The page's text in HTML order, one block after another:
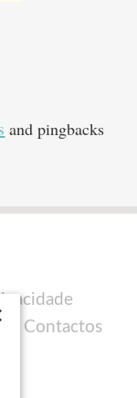
and pingbacks
Contactos